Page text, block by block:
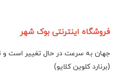
فروشگاه اینترنتی بوک شهر
جهان به سرعت در حال تغییر است و
(برنارد کلوین کلایو)